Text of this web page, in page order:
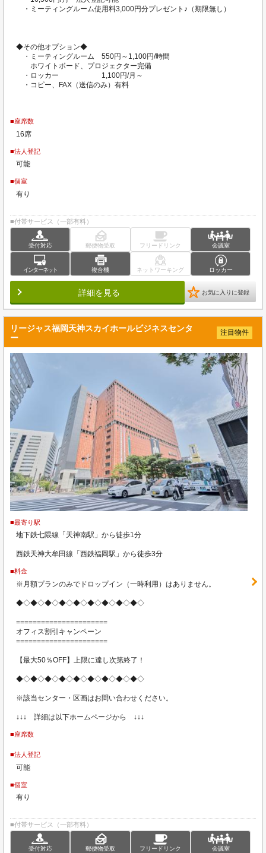
・ミーティングルーム使用料3,000円分プレゼント♪（期限無し）
◆その他オプション◆
・ミーティングルーム 550円～1,100円/時間
ホワイトボード、プロジェクター完備
・ロッカー 1,100円/月～
・コピー、FAX（送信のみ）有料
■座席数
16席
■法人登記
可能
■個室
有り
■付帯サービス（一部有料）
受付対応 郵便物受取 フリードリンク 会議室
インターネット 複合機 ネットワーキング ロッカー
詳細を見る お気に入りに登録
リージャス福岡天神スカイホールビジネスセンタ
ー
注目物件
■最寄り駅
地下鉄七隈線「天神南駅」から徒歩1分
西鉄天神大牟田線「西鉄福岡駅」から徒歩3分
■料金
※月額プランのみでドロップイン（一時利用）はありません。
◆◇◆◇◆◇◆◇◆◇◆◇◆◇◆◇◆◇
======================
オフィス割引キャンペーン
======================
【最大50％OFF】上限に達し次第終了！
◆◇◆◇◆◇◆◇◆◇◆◇◆◇◆◇◆◇
※該当センター・区画はお問い合わせください。
↓↓↓ 詳細は以下ホームページから ↓↓↓
■座席数
■法人登記
可能
■個室
有り
■付帯サービス（一部有料）
受付対応 郵便物受取 フリードリンク 会議室